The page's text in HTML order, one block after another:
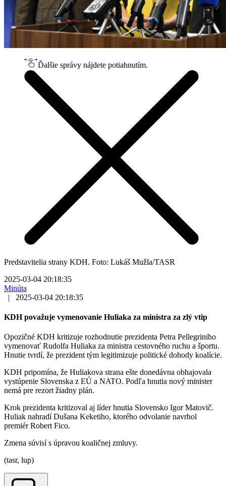
Ďalšie správy nájdete potiahnutím.
Predstavitelia strany KDH. Foto: Lukáš Mužla/TASR
2025-03-04 20:18:35
Minúta
|
2025-03-04 20:18:35
KDH považuje vymenovanie Huliaka za ministra za zlý vtip
Opozičné KDH kritizuje rozhodnutie prezidenta Petra Pellegriniho
vymenovať Rudolfa Huliaka za ministra cestovného ruchu a športu.
Hnutie tvrdí, že prezident tým legitimizuje politické dohody koalície.
KDH pripomína, že Huliakova strana ešte donedávna obhajovala
vystúpenie Slovenska z EÚ a NATO. Podľa hnutia nový minister
nemá pre rezort žiadny plán.
Krok prezidenta kritizoval aj líder hnutia Slovensko Igor Matovič.
Huliak nahradí Dušana Keketiho, ktorého odvolanie navrhol
premiér Robert Fico.
Zmena súvisí s úpravou koaličnej zmluvy.
(tasr, lup)